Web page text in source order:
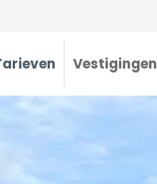
Vestigingen